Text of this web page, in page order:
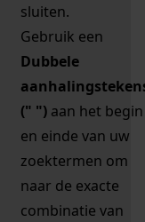
sluiten.
Gebruik een
Dubbele
(" ") aan het begin
en einde van uw
zoektermen om
naar de exacte
combinatie van